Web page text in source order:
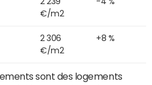
€/m2
2 306
€/m2
+8 %
sont des logements